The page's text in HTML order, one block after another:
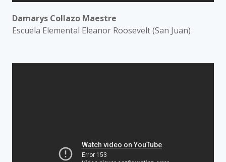
Damarys Collazo Maestre
Escuela Elemental Eleanor Roosevelt (San Juan)